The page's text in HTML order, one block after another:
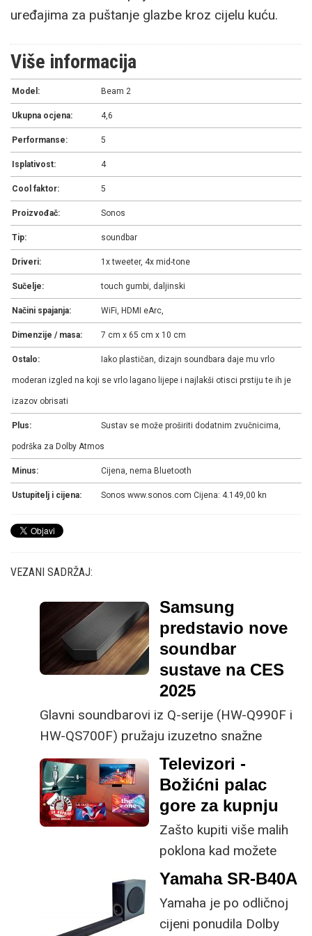
uređajima za puštanje glazbe kroz cijelu kuću.
Više informacija
Model: Beam 2
Ukupna ocjena: 4,6
Performanse: 5
Isplativost: 4
Cool faktor: 5
Proizvođač: Sonos
Tip: soundbar
Driveri: 1x tweeter, 4x mid-tone
Sučelje: touch gumbi, daljinski
Načini spajanja: WiFi, HDMI eArc,
Dimenzije / masa: 7 cm x 65 cm x 10 cm
Ostalo: Iako plastičan, dizajn soundbara daje mu vrlo
moderan izgled na koji se vrlo lagano lijepe i najlakši otisci prstiju te ih je
izazov obrisati
Plus: Sustav se može proširiti dodatnim zvučnicima,
podrška za Dolby Atmos
Minus: Cijena, nema Bluetooth
Ustupitelj i cijena: Sonos www.sonos.com Cijena: 4.149,00 kn
VEZANI SADRŽAJ:
Samsung
predstavio nove
soundbar
sustave na CES
2025
Glavni soundbarovi iz Q-serije (HW-Q990F i
HW-QS700F) pružaju izuzetno snažne
performanse, zahvaljujući AI tehnologiji za
poboljšanje kvalitete zvuka i stvaranje
dubljeg osjećaja uranjanja
Televizori -
Božićni palac
gore za kupnju
Zašto kupiti više malih
poklona kad možete
kupiti jedan veliki za
su zadnjih godina dosta
Yamaha SR-B40A
Yamaha je po odličnoj
cijeni ponudila Dolby